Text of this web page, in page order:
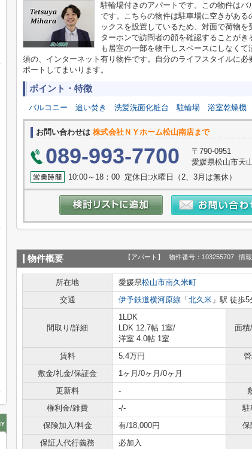
駐輪場付きのアパートです。この物件は
です。こちらの物件は駐車場に空きがあ
ックスを設置しているため、対面で荷物
ターホンで訪問者の顔を確認することが
も居室の一部を物干しスペースにしなく
須の、インターネット有り物件です。自分のライフスタイルに
ポートしてまいります。
ポイント・特徴
バルコニー 追い焚き 洗髪洗面化粧台 駐輪場 浴室乾燥機
お問い合わせは 株式会社ＮＹホーム松山南店まで
089-993-7700
〒790-0951
愛媛県松山市天
10:00～18：00 定休日:水曜日（2、3月は無休）
物件概要 【アパート】 物件番号：103255707 情
所在地 愛媛県松山市南久米町
交通
伊予鉄道横河原線 「 北久米 」駅 徒歩5
間取り/詳細
1LDK
LDK 12.7帖 1室/
洋室 4.0帖 1室
面積
賃料 5.4万円
敷金/礼金/保証金
1ヶ月/0ヶ月/0ヶ月
更新料
-
権利金/雑費
-/- 駐
保険加入/料金
有/18,000円 保
保証人代行義務
必加入